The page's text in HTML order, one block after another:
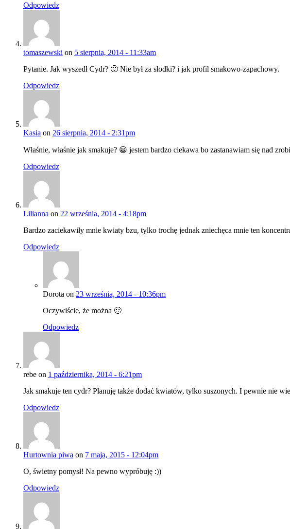
Odpowiedz
tomaszewski on 5 sierpnia, 2014 - 11:33am
Pytanie. Jak wyszedł Cydr? 🙂 Nie był za słodki? i jak profil smakowo-zapachowy.
Odpowiedz
Kasia on 26 sierpnia, 2014 - 2:31pm
Właśnie, właśnie jak smakuje? 😀 jestem bardzo ciekawa bo zastanawiam się nad
Odpowiedz
Lilianna on 22 września, 2014 - 4:18pm
Bardzo zaciekawiły mnie kwiaty bzu, tylko trochę jednak zniechęca mnie ten
Odpowiedz
Dorota on 23 września, 2014 - 10:36pm
Oczywiście, że można 🙂
Odpowiedz
rebe on 1 października, 2014 - 6:21pm
Jak smakuje ten cydr? Planuję także dodać kwiatów, tylko suszonych. I pewnie nie
Odpowiedz
Hurtownia piwa on 7 maja, 2015 - 12:04pm
O, świetny pomysł! Na pewno wypróbuję :))
Odpowiedz